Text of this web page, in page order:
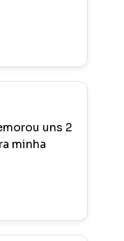
uns 2
minha